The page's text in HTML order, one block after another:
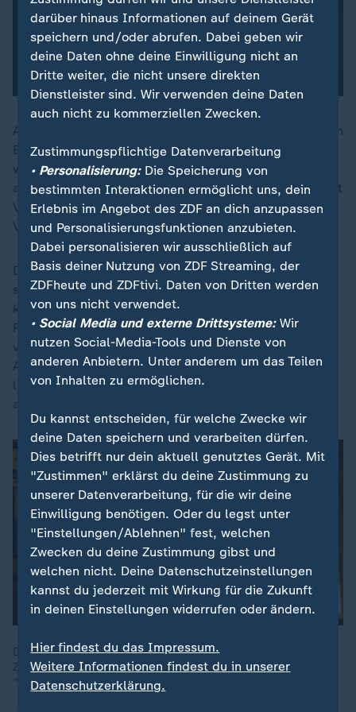
Allerdings stammen das Video und die daraus geteilten
Bilder nicht aus Iran, sondern aus Kanada. Die Bilder
wurden auf einem Parkplatz in Richmond Hill
aufgenommen, nördlich von Toronto. Auf Google Street
View lässt sich das Gebäude im Hintergrund des
Videos eindeutig als Oak Ridges Library identifizieren.
Dass die Aufnahmen bereits aus dem Jahr 2022
stammen sollen, wie auf X mehrfach behauptet wird,
kann ZDFheute dagegen nicht bestätigen. Bilder-
Rückwärtssuchen zeigen, dass sie erstmals in der
vergangenen Woche im Internet hochgeladen wurden.
Auch der Abgleich mit Wetterdaten für Richmond Hill
lässt keine Zweifel an der Aktualität des Bildes
aufkommen.
Die autoritäre Staatsmacht in Teheran reagiert mit aller Härte.
Zugleich mehren sich Hinweise auf diplomatische Initiativen.
"Der Iran will verhandeln", sagte US-Präsident Trump.
darüber hinaus Informationen auf deinem Gerät
speichern und/oder abrufen. Dabei geben wir
deine Daten ohne deine Einwilligung nicht an
Dritte weiter, die nicht unsere direkten
Dienstleister sind. Wir verwenden deine Daten
auch nicht zu kommerziellen Zwecken.
Zustimmungspflichtige Datenverarbeitung
• Personalisierung:Die Speicherung von
bestimmten Interaktionen ermöglicht uns, dein
Erlebnis im Angebot des ZDF an dich anzupassen
und Personalisierungsfunktionen anzubieten.
Dabei personalisieren wir ausschließlich auf
Basis deiner Nutzung von ZDF Streaming, der
ZDFheute und ZDFtivi. Daten von Dritten werden
von uns nicht verwendet.
• Social Media und externe Drittsysteme:Wir
nutzen Social-Media-Tools und Dienste von
anderen Anbietern. Unter anderem um das Teilen
von Inhalten zu ermöglichen.
Du kannst entscheiden, für welche Zwecke wir
deine Daten speichern und verarbeiten dürfen.
Dies betrifft nur dein aktuell genutztes Gerät. Mit
"Zustimmen" erklärst du deine Zustimmung zu
unserer Datenverarbeitung, für die wir deine
Einwilligung benötigen. Oder du legst unter
"Einstellungen/Ablehnen" fest, welchen
Zwecken du deine Zustimmung gibst und
welchen nicht. Deine Datenschutzeinstellungen
kannst du jederzeit mit Wirkung für die Zukunft
in deinen Einstellungen widerrufen oder ändern.
Hier findest du das Impressum.
Weitere Informationen findest du in unserer
Datenschutzerklärung.